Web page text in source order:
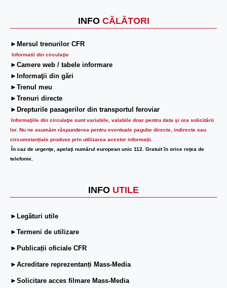
INFO CĂLĂTORI
►Mersul trenurilor CFR
Informatii din circulaţie
►Camere web / tabele informare
►Informaţii din gări
►Trenul meu
►Trenuri directe
►Drepturile pasagerilor din transportul feroviar
Informaţiile din circulaţie sunt variabile, valabile doar pentru data şi ora solicitării
lor. Nu ne asumăm răspunderea pentru eventuale pagube directe, indirecte sau
circumstanțiale produse prin utilizarea acestor informații.
În caz de urgenţe, apelaţi numărul european unic 112. Gratuit în orice reţea de
telefonie.
INFO UTILE
►Legături utile
►Termeni de utilizare
►Publicații oficiale CFR
►Acreditare reprezentanți Mass-Media
►Solicitare acces filmare Mass-Media